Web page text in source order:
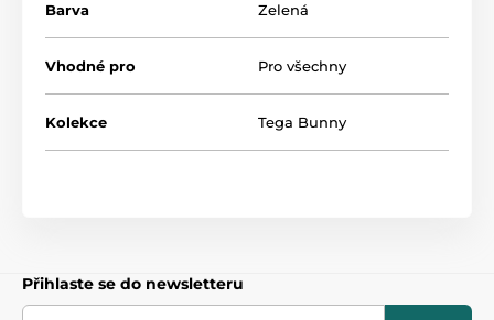
Barva Zelená
Vhodné pro Pro všechny
Kolekce Tega Bunny
Přihlaste se do newsletteru